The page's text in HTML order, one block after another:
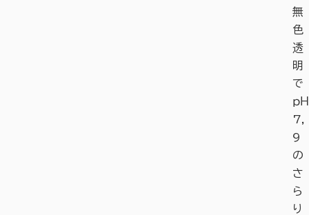
無
色
透
明
で
ｐＨ
7,
9
の
さ
ら
り